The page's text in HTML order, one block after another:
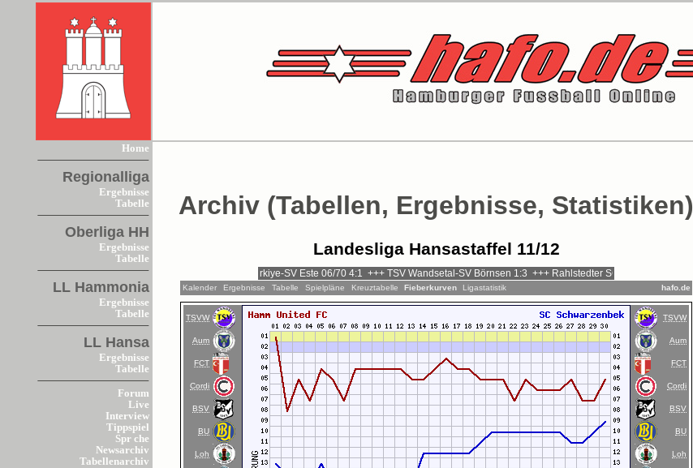
Home
Regionalliga
Ergebnisse
Tabelle
Oberliga HH
Ergebnisse
Tabelle
LL Hammonia
Ergebnisse
Tabelle
LL Hansa
Ergebnisse
Tabelle
Forum
Live
Interview
Tippspiel
Spr che
Newsarchiv
Tabellenarchiv
Archiv (Tabellen, Ergebnisse, Statistiken)
Landesliga Hansastaffel 11/12
Kalender Ergebnisse Tabelle Spielpläne Kreuztabelle Fieberkurven Ligastatistik hafo.de
TSVW
Aum
FCT
Cordi
BSV
BU
Loh
TSVW
Aum
FCT
Cordi
BSV
BU
Loh